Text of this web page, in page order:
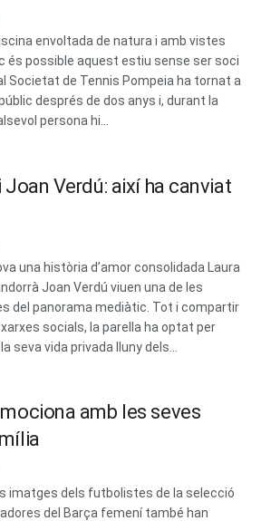
envoltada de natura i amb vistes
és possible aquest estiu sense ser soci
Societat de Tennis Pompeia ha tornat a
després de dos anys i, durant la
persona hi...
Joan Verdú: així ha canviat
una història d’amor consolidada Laura
Joan Verdú viuen una de les
del panorama mediàtic. Tot i compartir
socials, la parella ha optat per
seva vida privada lluny dels...
amb les seves
imatges dels futbolistes de la selecció
del Barça femení també han